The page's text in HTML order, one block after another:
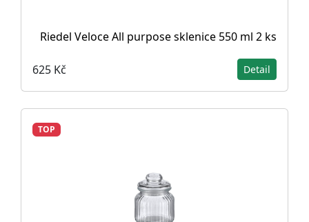
Riedel Veloce All purpose sklenice 550 ml 2 ks
625 Kč Detail
TOP